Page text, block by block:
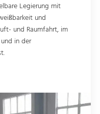
Legierung mit
und
und Raumfahrt, im
in der